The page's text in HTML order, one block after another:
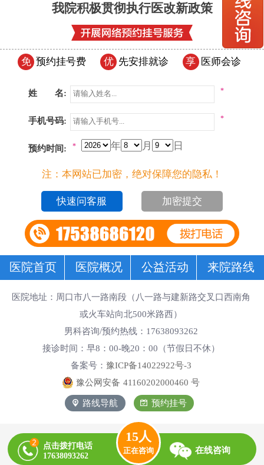
我院积极贯彻执行医改新政策
免 预约挂号费 优 先安排就诊 享 医师会诊
姓 名: *
手机号码: *
预约时间: 年 月 日
*
注：本网站已加密，绝对保障您的隐私！
加密提交
医院首页 医院概况 公益活动 来院路线
医院地址：周口市八一路南段（八一路与建新路交叉口西南角
或火车站向北500米路西）
男科咨询/预约热线：17638093262
接诊时间：早8：00-晚20：00（节假日不休）
备案号： 豫ICP备14022922号-3
豫公网安备 41160202000460 号
路线导航 预约挂号
点击拨打电话
17638093262
在线咨询
14人
正在咨询